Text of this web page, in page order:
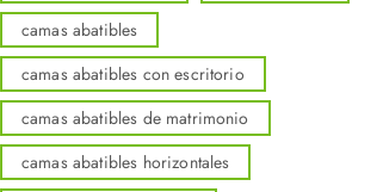
camas abatibles
camas abatibles con escritorio
camas abatibles de matrimonio
camas abatibles horizontales